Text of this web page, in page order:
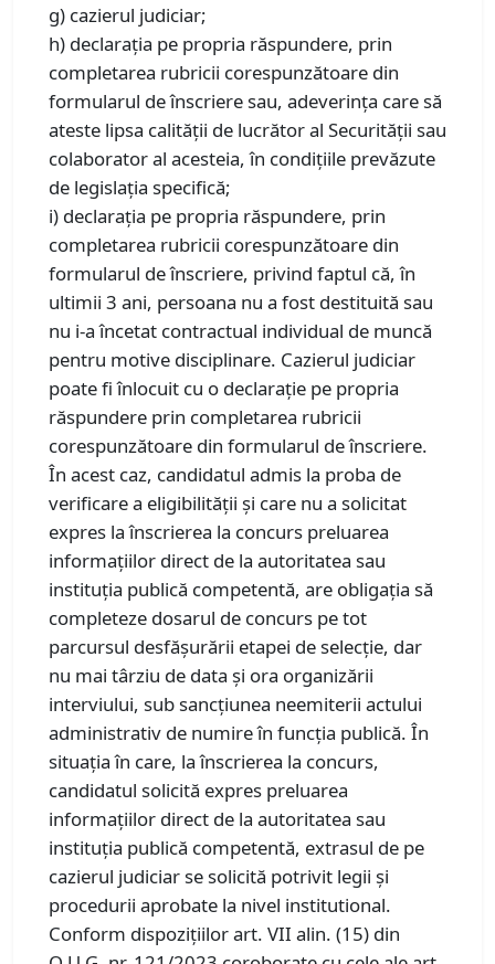
g) cazierul judiciar;
h) declaraţia pe propria răspundere, prin
completarea rubricii corespunzătoare din
formularul de înscriere sau, adeverinţa care să
ateste lipsa calităţii de lucrător al Securităţii sau
colaborator al acesteia, în condițiile prevăzute
de legislația specifică;
i) declarația pe propria răspundere, prin
completarea rubricii corespunzătoare din
formularul de înscriere, privind faptul că, în
ultimii 3 ani, persoana nu a fost destituită sau
nu i-a încetat contractual individual de muncă
pentru motive disciplinare. Cazierul judiciar
poate fi înlocuit cu o declarație pe propria
răspundere prin completarea rubricii
corespunzătoare din formularul de înscriere.
În acest caz, candidatul admis la proba de
verificare a eligibilității și care nu a solicitat
expres la înscrierea la concurs preluarea
informațiilor direct de la autoritatea sau
instituția publică competentă, are obligația să
completeze dosarul de concurs pe tot
parcursul desfășurării etapei de selecție, dar
nu mai târziu de data și ora organizării
interviului, sub sancțiunea neemiterii actului
administrativ de numire în funcția publică. În
situația în care, la înscrierea la concurs,
candidatul solicită expres preluarea
informațiilor direct de la autoritatea sau
instituția publică competentă, extrasul de pe
cazierul judiciar se solicită potrivit legii și
procedurii aprobate la nivel institutional.
Conform dispozițiilor art. VII alin. (15) din